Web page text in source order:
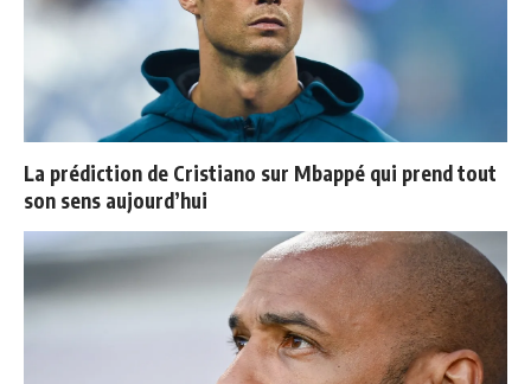
La prédiction de Cristiano sur Mbappé qui prend tout
son sens aujourd’hui